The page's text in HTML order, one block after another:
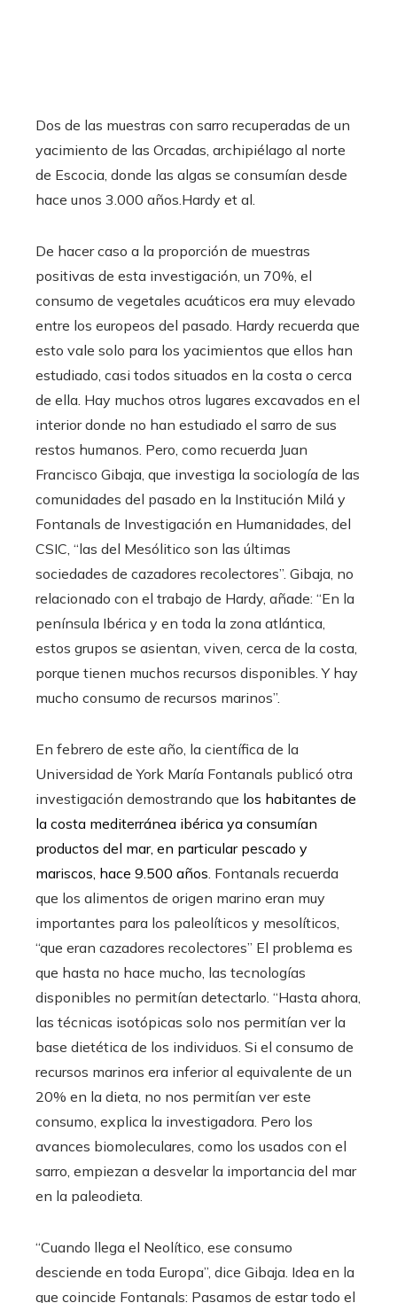
Dos de las muestras con sarro recuperadas de un
yacimiento de las Orcadas, archipiélago al norte
de Escocia, donde las algas se consumían desde
hace unos 3.000 años. Hardy et al.
De hacer caso a la proporción de muestras
positivas de esta investigación, un 70%, el
consumo de vegetales acuáticos era muy elevado
entre los europeos del pasado. Hardy recuerda que
esto vale solo para los yacimientos que ellos han
estudiado, casi todos situados en la costa o cerca
de ella. Hay muchos otros lugares excavados en el
interior donde no han estudiado el sarro de sus
restos humanos. Pero, como recuerda Juan
Francisco Gibaja, que investiga la sociología de las
comunidades del pasado en la Institución Milá y
Fontanals de Investigación en Humanidades, del
CSIC, “las del Mesólitico son las últimas
sociedades de cazadores recolectores”. Gibaja, no
relacionado con el trabajo de Hardy, añade: “En la
península Ibérica y en toda la zona atlántica,
estos grupos se asientan, viven, cerca de la costa,
porque tienen muchos recursos disponibles. Y hay
mucho consumo de recursos marinos”.
En febrero de este año, la científica de la
Universidad de York María Fontanals publicó otra
investigación demostrando que los habitantes de
la costa mediterránea ibérica ya consumían
productos del mar, en particular pescado y
mariscos, hace 9.500 años . Fontanals recuerda
que los alimentos de origen marino eran muy
importantes para los paleolíticos y mesolíticos,
“que eran cazadores recolectores” El problema es
que hasta no hace mucho, las tecnologías
disponibles no permitían detectarlo. “Hasta ahora,
las técnicas isotópicas solo nos permitían ver la
base dietética de los individuos. Si el consumo de
recursos marinos era inferior al equivalente de un
20% en la dieta, no nos permitían ver este
consumo, explica la investigadora. Pero los
avances biomoleculares, como los usados con el
sarro, empiezan a desvelar la importancia del mar
en la paleodieta.
“Cuando llega el Neolítico, ese consumo
desciende en toda Europa”, dice Gibaja. Idea en la
que coincide Fontanals: Pasamos de estar todo el